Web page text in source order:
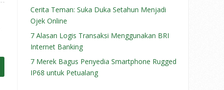
Cerita Teman: Suka Duka Setahun Menjadi
Ojek Online
7 Alasan Logis Transaksi Menggunakan BRI
Internet Banking
7 Merek Bagus Penyedia Smartphone Rugged
IP68 untuk Petualang